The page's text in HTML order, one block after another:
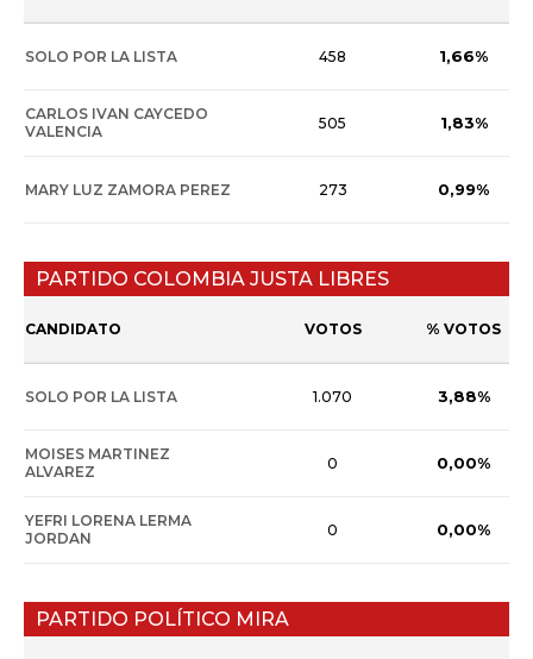
SOLO POR LA LISTA 458 1,66%
CARLOS IVAN CAYCEDO
VALENCIA
505 1,83%
MARY LUZ ZAMORA PEREZ 273 0,99%
PARTIDO COLOMBIA JUSTA LIBRES
CANDIDATO VOTOS % VOTOS
SOLO POR LA LISTA 1.070 3,88%
MOISES MARTINEZ
ALVAREZ
0 0,00%
YEFRI LORENA LERMA
JORDAN
0 0,00%
PARTIDO POLÍTICO MIRA